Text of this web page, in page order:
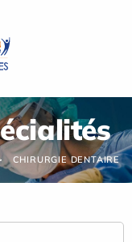
CHIRURGIE DENTAIRE